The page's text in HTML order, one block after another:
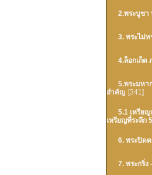
2.พระบูชา
3. พระไม่
4.ล็อกเก็ต
5.พระมหา
สำคัญ [341]
5.1 เหรีย
เหรียญที่ระลึก
6. พระปิด
7. พระกริ่